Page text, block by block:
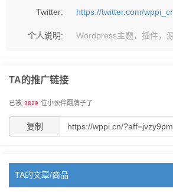
Twitter: https://twitter.com/
个人说明: Wordpress主题，插件，
TA的推广链接
已被 3829 位小伙伴翻牌子了
复制
TA的文章/商品